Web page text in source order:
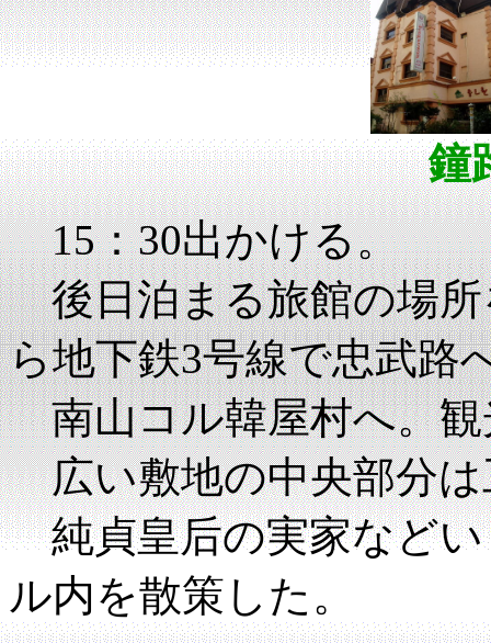
鐘
15：30出かける。
後日泊まる旅館の場所
ら地下鉄3号線で忠武路
南山コル韓屋村へ。観
広い敷地の中央部分は
純貞皇后の実家などい
ル内を散策した。